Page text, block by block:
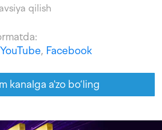
qilish
YouTube, Facebook
kanalga a'zo bo‘ling